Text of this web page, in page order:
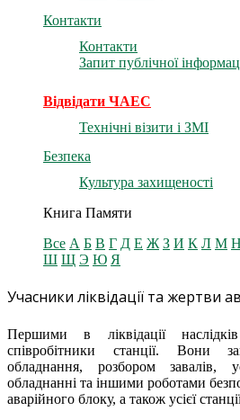
Контакти
Контакти
Запит публічної
Відвідати ЧАЕС
Технічні візити і ЗМІ
Безпека
Культура захищеності
Книга Памяти
Все А Б В Г Д Е Ж З И К Л М Н
Ш Щ Э Ю Я
Учасники ліквідації та жертви
Першими в ліквідації
співробітники станції. Вони
обладнання, розбором завалів,
обладнанні та іншими роботами
аварійного блоку, а також усієї